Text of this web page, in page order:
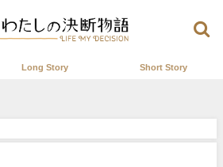
Long Story Short Story